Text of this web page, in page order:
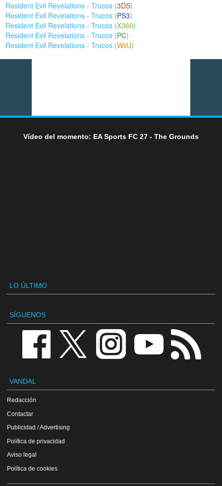
Resident Evil Revelations - Trucos (3DS)
Resident Evil Revelations - Trucos (PS3)
Resident Evil Revelations - Trucos (X360)
Resident Evil Revelations - Trucos (PC)
Resident Evil Revelations - Trucos (WiiU)
Vídeo del momento: EA Sports FC 27 - The Grounds
LO ÚLTIMO
SÍGUENOS
VANDAL
Redacción
Contactar
Publicidad / Advertising
Política de privacidad
Aviso legal
Política de cookies